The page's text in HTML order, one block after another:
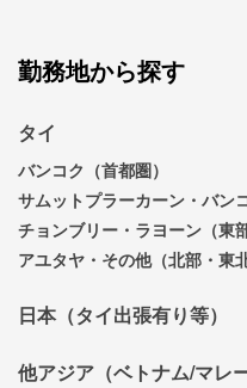
勤務地から探す
タイ
バンコク（首都圏）
サムットプラーカーン・バン
チョンブリー・ラヨーン（東部
アユタヤ・その他（北部・東
日本（タイ出張有り等）
他アジア（ベトナム/マレ